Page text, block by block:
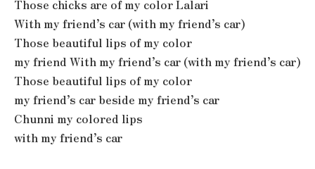
Those chicks are of my color Lalari
With my friend’s car (with my friend’s car)
Those beautiful lips of my color
my friend With my friend’s car (with my friend’s car)
Those beautiful lips of my color
my friend’s car beside my friend’s car
Chunni my colored lips
with my friend’s car